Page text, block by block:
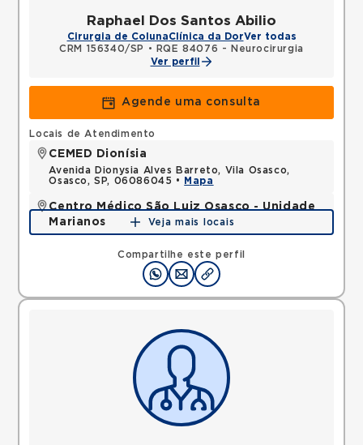
Raphael Dos Santos Abilio
Cirurgia de ColunaClínica da DorVer todas
CRM 156340/SP
•
RQE 84076 - Neurocirurgia
Ver perfil
Agende uma consulta
Compartilhe este perfil
Locais de Atendimento
CEMED Dionísia
Avenida Dionysia Alves Barreto, Vila Osasco,
Osasco, SP, 06086045 •
Mapa
Centro Médico São Luiz Osasco - Unidade
Marianos
Rua dos Marianos, Centro, Osasco, SP, 06016050 •
Veja mais locais